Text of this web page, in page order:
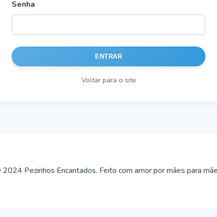
Senha
ENTRAR
Voltar para o site
Pezinhos Encantados. Feito com amor por mães para